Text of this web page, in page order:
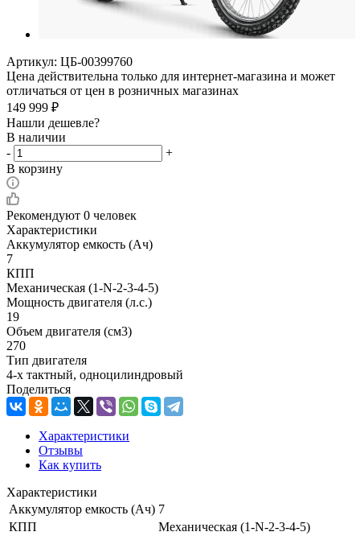
Артикул: ЦБ-00399760
Цена действительна только для интернет-магазина и может
отличаться от цен в розничных магазинах
149 999 ₽
Нашли дешевле?
В наличии
-
+
В корзину
Рекомендуют 0 человек
Характеристики
Аккумулятор емкость (Ач)
7
КПП
Механическая (1-N-2-3-4-5)
Мощность двигателя (л.с.)
19
Объем двигателя (см3)
270
Тип двигателя
4-х тактный, одноцилиндровый
Поделиться
Характеристики
Отзывы
Как купить
Характеристики
Аккумулятор емкость (Ач) 7
КПП
Механическая (1-N-2-3-4-5)